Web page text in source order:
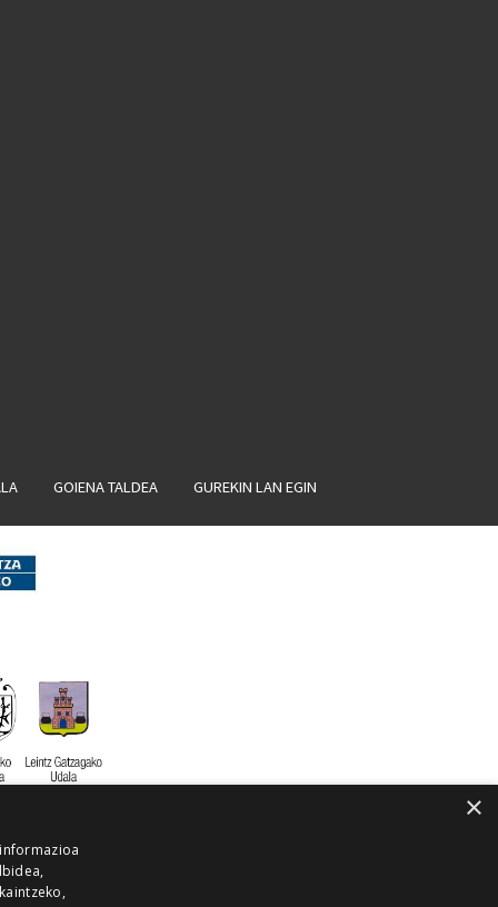
GOIENA TALDEA GUREKIN LAN EGIN
×